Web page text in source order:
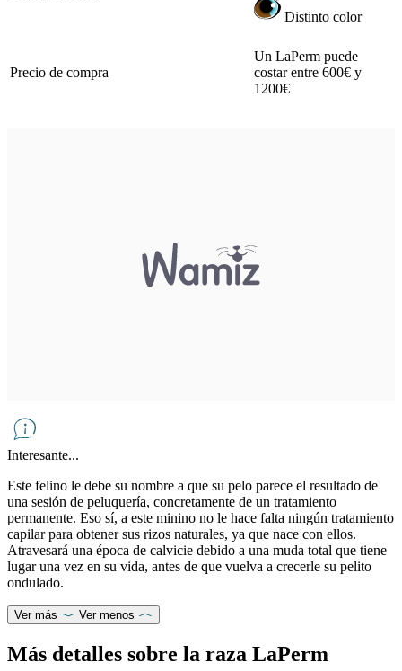
Distinto color
Precio de compra
Un LaPerm puede
costar entre 600€ y
1200€
Interesante...
Este felino le debe su nombre a que su pelo parece el resultado de
una sesión de peluquería, concretamente de un tratamiento
permanente. Eso sí, a este minino no le hace falta ningún tratamiento
capilar para obtener sus rizos naturales, ya que nace con ellos.
Atravesará una época de calvicie debido a una muda total que tiene
lugar una vez en su vida, antes de que vuelva a crecerle su pelito
ondulado.
Ver más Ver menos
Más detalles sobre la raza LaPerm